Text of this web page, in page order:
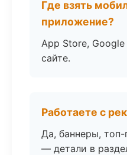
Где взять
приложение?
App Store, Google
сайте.
Работаете с
Да, баннеры,
— детали в